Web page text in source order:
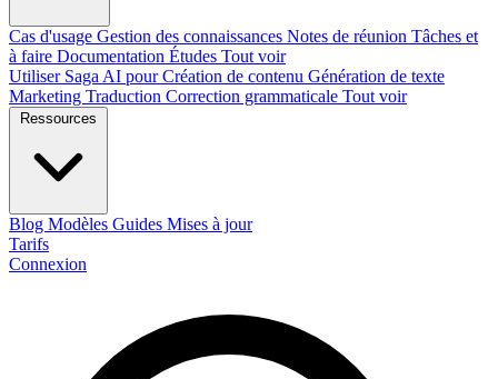
Cas d'usage Gestion des connaissances Notes de réunion Tâches et
à faire Documentation Études Tout voir
Utiliser Saga AI pourCréation de contenu Génération de texte
Marketing Traduction Correction grammaticale Tout voir
Blog Modèles Guides Mises à jour
Tarifs
Connexion